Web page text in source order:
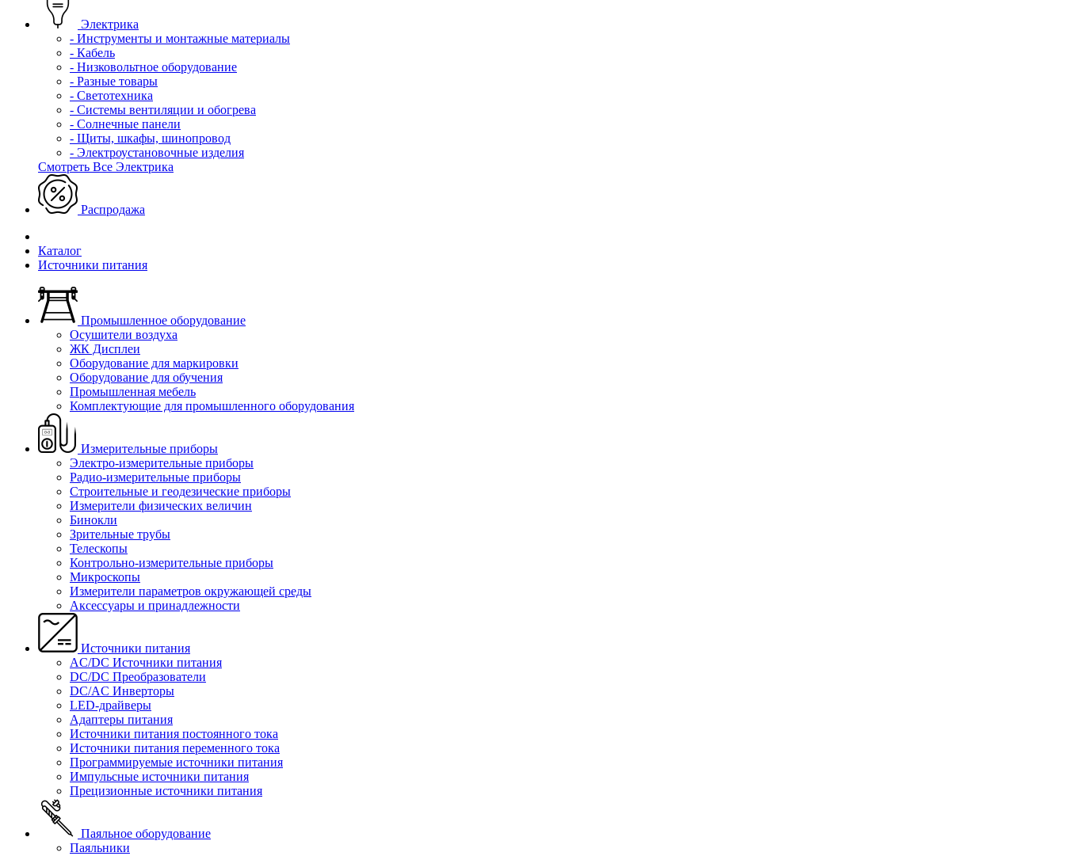
Электрика
- Инструменты и монтажные материалы
- Кабель
- Низковольтное оборудование
- Разные товары
- Светотехника
- Системы вентиляции и обогрева
- Солнечные панели
- Щиты, шкафы, шинопровод
- Электроустановочные изделия
Смотреть Все Электрика
Распродажа
Каталог
Источники питания
Промышленное оборудование
Осушители воздуха
ЖК Дисплеи
Оборудование для маркировки
Оборудование для обучения
Промышленная мебель
Комплектующие для промышленного оборудования
Измерительные приборы
Электро-измерительные приборы
Радио-измерительные приборы
Строительные и геодезические приборы
Измерители физических величин
Бинокли
Зрительные трубы
Телескопы
Контрольно-измерительные приборы
Микроскопы
Измерители параметров окружающей среды
Аксессуары и принадлежности
Источники питания
AC/DC Источники питания
DC/DC Преобразователи
DC/AC Инверторы
LED-драйверы
Адаптеры питания
Источники питания постоянного тока
Источники питания переменного тока
Программируемые источники питания
Импульсные источники питания
Прецизионные источники питания
Паяльное оборудование
Паяльники